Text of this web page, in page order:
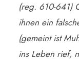
(reg. 610-641)
ihnen ein
(gemeint ist
ins Leben rief,